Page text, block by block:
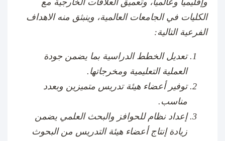
وإقليميا وعالمياً، وتعميق العلاقات الخارجية مع
الكليات في الجامعات العالمية، وينبثق منه الاهداف
الفرعية التالية:
تعديل الخطط الدراسية بما يضمن جودة
العملية التعليمية ومخرجاتها.
توفير أعضاء هيئة تدريس متميزين وبعدد
مناسب.
إعداد نظام للحوافز والبحث العلمي يضمن
زيادة إنتاج أعضاء هيئة التدريس من البحوث